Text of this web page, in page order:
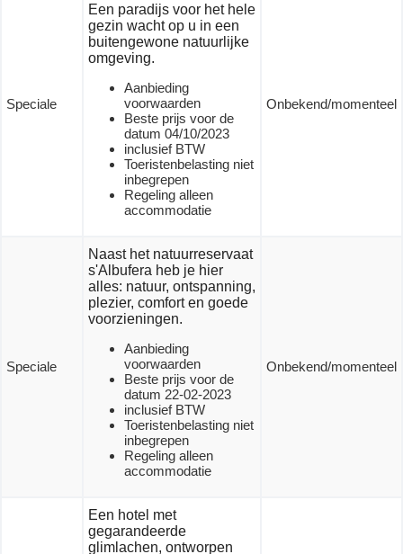
Speciale
Een paradijs voor het hele
gezin wacht op u in een
buitengewone natuurlijke
omgeving.
Aanbieding
voorwaarden
Beste prijs voor de
datum 04/10/2023
inclusief BTW
Toeristenbelasting niet
inbegrepen
Regeling alleen
accommodatie
Onbekend/momenteel
Speciale
Naast het natuurreservaat
s'Albufera heb je hier
alles: natuur, ontspanning,
plezier, comfort en goede
voorzieningen.
Aanbieding
voorwaarden
Beste prijs voor de
datum 22-02-2023
inclusief BTW
Toeristenbelasting niet
inbegrepen
Regeling alleen
accommodatie
Onbekend/momenteel
Een hotel met
gegarandeerde
glimlachen, ontworpen